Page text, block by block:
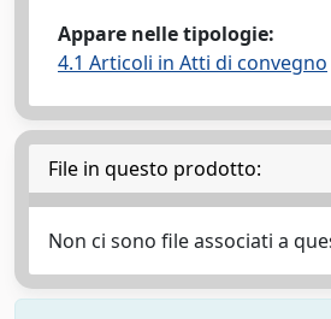
Appare nelle tipologie:
4.1 Articoli in Atti di convegno
File in questo prodotto:
Non ci sono file associati a